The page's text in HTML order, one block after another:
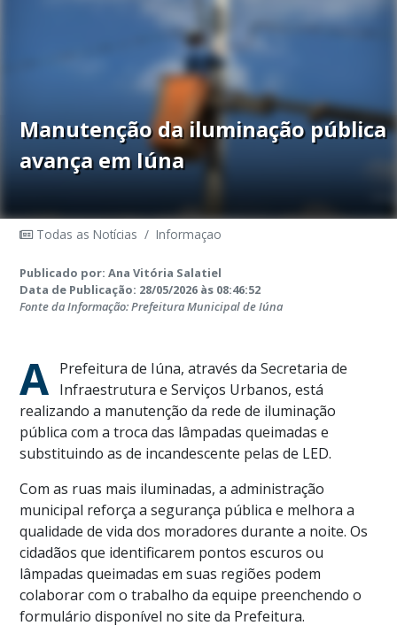
Manutenção da iluminação pública
avança em Iúna
Todas as Notícias / Informaçao
Publicado por: Ana Vitória Salatiel
Data de Publicação: 28/05/2026 às 08:46:52
Fonte da Informação: Prefeitura Municipal de Iúna
A Prefeitura de Iúna, através da Secretaria de
Infraestrutura e Serviços Urbanos, está
realizando a manutenção da rede de iluminação
pública com a troca das lâmpadas queimadas e
substituindo as de incandescente pelas de LED.
Com as ruas mais iluminadas, a administração
municipal reforça a segurança pública e melhora a
qualidade de vida dos moradores durante a noite. Os
cidadãos que identificarem pontos escuros ou
lâmpadas queimadas em suas regiões podem
colaborar com o trabalho da equipe preenchendo o
formulário disponível no site da Prefeitura.